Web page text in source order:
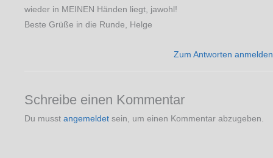
wieder in MEINEN Händen liegt, jawohl!
Beste Grüße in die Runde, Helge
Zum Antworten anmelden
Schreibe einen Kommentar
Du musst angemeldet sein, um einen Kommentar abzugeben.